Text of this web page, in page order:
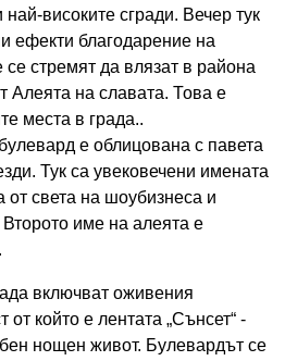
високите сгради. Вечер тук
ефекти благодарение на
се стремят да влязат в района
Алеята на славата. Това е
места в града..
е облицована с павета
Тук са увековечени имената
от света на шоубизнеса и
име на алеята е
включват оживения
от който е лентата „Сънсет“ -
нощен живот. Булевардът се